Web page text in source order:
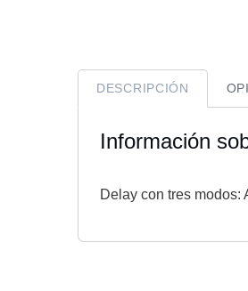
DESCRIPCIÓN
Información
Delay con tres modos: